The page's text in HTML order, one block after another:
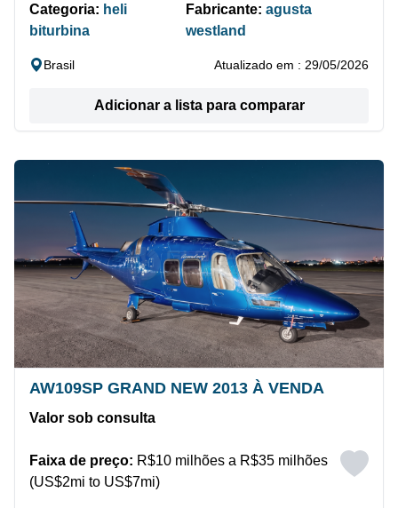
Categoria: heli
biturbina
Fabricante: agusta
westland
Brasil Atualizado em : 29/05/2026
Adicionar a lista para comparar
AW109SP GRAND NEW 2013 À VENDA
Valor sob consulta
Faixa de preço: R$10 milhões a R$35 milhões
(US$2mi to US$7mi)